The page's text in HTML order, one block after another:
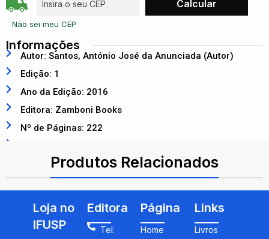
Não sei meu CEP
Informações
Autor: Santos, António José da Anunciada (Autor)
Edição: 1
Ano da Edição: 2016
Editora: Zamboni Books
Nº de Páginas: 222
Produtos Relacionados
Loja no
IFUSP
Editora
Tel:
Página
Home
Links
Livros